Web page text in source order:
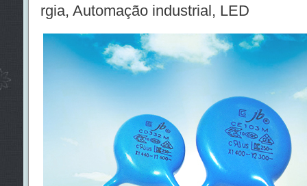
rgia, Automação industrial, LED